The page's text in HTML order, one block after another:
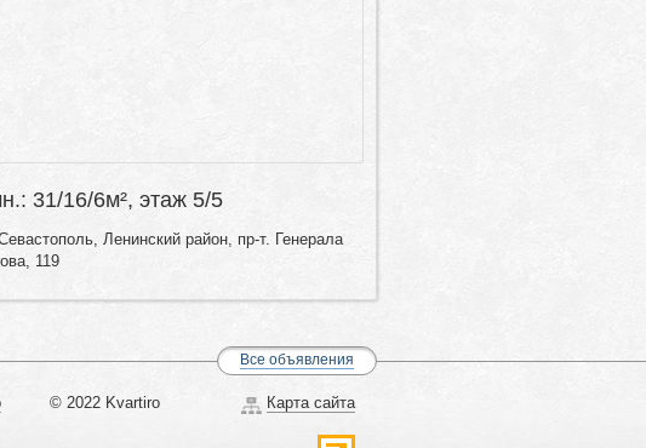
31/16/6м², этаж 5/5
Ленинский район, пр-т. Генерала
119
Все объявления
© 2022 Kvartiro Карта сайта